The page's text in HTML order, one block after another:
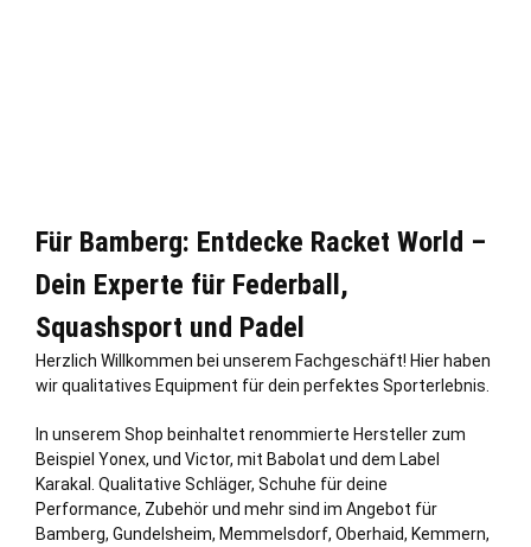
Für Bamberg: Entdecke Racket World –
Dein Experte für Federball,
Squashsport und Padel
Herzlich Willkommen bei unserem Fachgeschäft! Hier haben
wir qualitatives Equipment für dein perfektes Sporterlebnis.
In unserem Shop beinhaltet renommierte Hersteller zum
Beispiel Yonex, und Victor, mit Babolat und dem Label
Karakal. Qualitative Schläger, Schuhe für deine
Performance, Zubehör und mehr sind im Angebot für
Bamberg, Gundelsheim, Memmelsdorf, Oberhaid, Kemmern,